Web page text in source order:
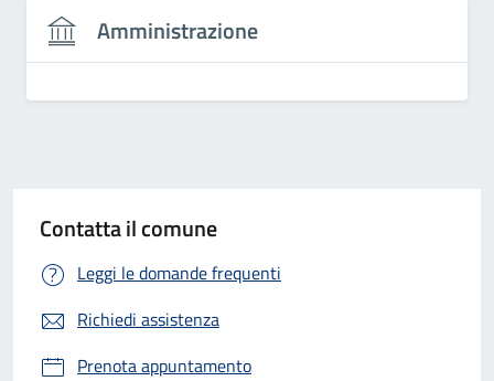
Amministrazione
Contatta il comune
Leggi le domande frequenti
Richiedi assistenza
Prenota appuntamento